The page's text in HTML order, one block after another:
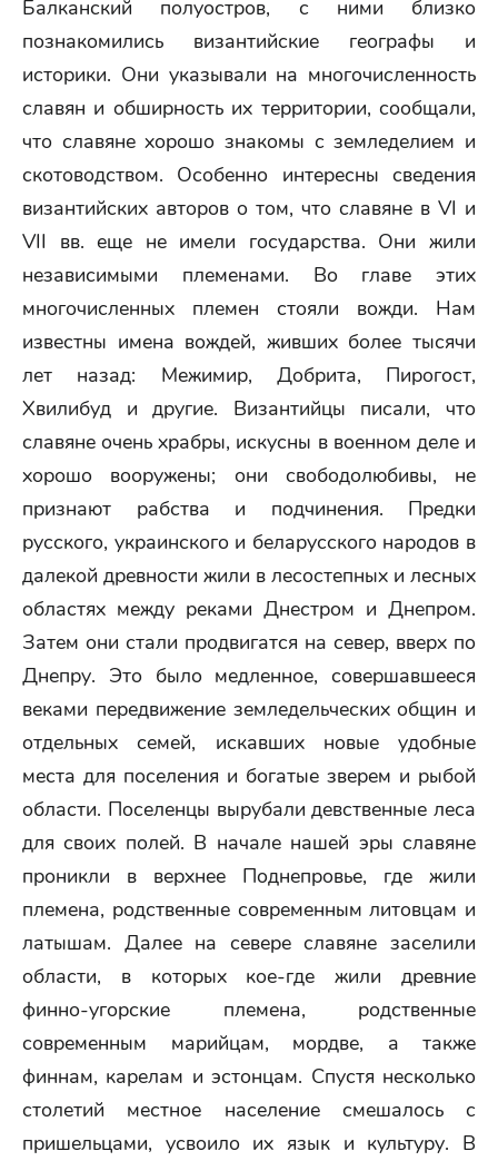
Балканский полуостров, с ними близко
познакомились византийские географы и
историки. Они указывали на многочисленность
славян и обширность их территории, сообщали,
что славяне хорошо знакомы с земледелием и
скотоводством. Особенно интересны сведения
византийских авторов о том, что славяне в VI и
VII вв. еще не имели государства. Они жили
независимыми племенами. Во главе этих
многочисленных племен стояли вожди. Нам
известны имена вождей, живших более тысячи
лет назад: Межимир, Добрита, Пирогост,
Хвилибуд и другие. Византийцы писали, что
славяне очень храбры, искусны в военном деле и
хорошо вооружены; они свободолюбивы, не
признают рабства и подчинения. Предки
русского, украинского и беларусского народов в
далекой древности жили в лесостепных и лесных
областях между реками Днестром и Днепром.
Затем они стали продвигатся на север, вверх по
Днепру. Это было медленное, совершавшееся
веками передвижение земледельческих общин и
отдельных семей, искавших новые удобные
места для поселения и богатые зверем и рыбой
области. Поселенцы вырубали девственные леса
для своих полей. В начале нашей эры славяне
проникли в верхнее Поднепровье, где жили
племена, родственные современным литовцам и
латышам. Далее на севере славяне заселили
области, в которых кое-где жили древние
финно-угорские племена, родственные
современным марийцам, мордве, а также
финнам, карелам и эстонцам. Спустя несколько
столетий местное население смешалось с
пришельцами, усвоило их язык и культуру. В